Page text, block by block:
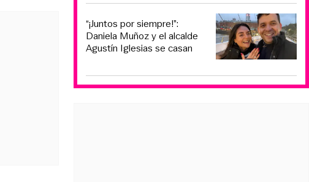
“¡Juntos por siempre!”:
Daniela Muñoz y el alcalde
Agustín Iglesias se casan